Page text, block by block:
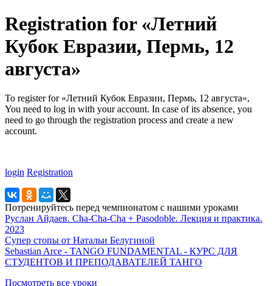
Registration for «Летний
Кубок Евразии, Пермь, 12
августа»
To register for «Летний Кубок Евразии, Пермь, 12 августа»,
You need to log in with your account. In case of its absence, you
need to go through the registration process and create a new
account.
login Registration
Потренируйтесь перед чемпионатом с нашими уроками
Руслан Айдаев. Cha-Cha-Cha + Pasodoble. Лекция и практика.
2023
Супер стопы от Натальи Белугиной
Sebastian Arce - TANGO FUNDAMENTAL - КУРС ДЛЯ
СТУДЕНТОВ И ПРЕПОДАВАТЕЛЕЙ ТАНГО
Посмотреть все уроки